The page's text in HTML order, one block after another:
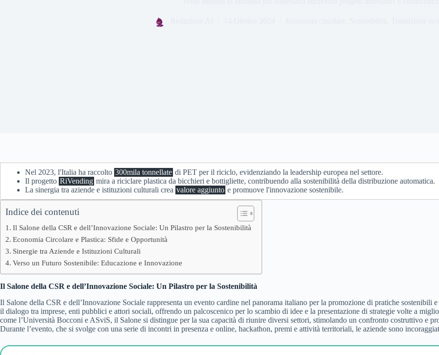
Nel 2023, l'Italia ha raccolto 300mila tonnellate di PET per il riciclo, evidenziando la leadership europea nel settore.
Il progetto RiVending mira a riciclare plastica da bicchieri e bottigliette, contribuendo alla sostenibilità della distribuzione automatica.
La sinergia tra aziende e istituzioni culturali crea valore aggiunto e promuove l'innovazione sostenibile.
Indice dei contenuti
Il Salone della CSR e dell’Innovazione Sociale: Un Pilastro per la Sostenibilità
Economia Circolare e Plastica: Sfide e Opportunità
Sinergie tra Aziende e Istituzioni Culturali
Verso un Futuro Sostenibile: Educazione e Innovazione
Il Salone della CSR e dell’Innovazione Sociale: Un Pilastro per la Sostenibilità
Il Salone della CSR e dell’Innovazione Sociale rappresenta un evento cardine nel panorama italiano per la promozione di pratiche
il dialogo tra imprese, enti pubblici e attori sociali, offrendo un palcoscenico per lo scambio di idee e la presentazione di strategie volte a
come l’Università Bocconi e ASviS, il Salone si distingue per la sua capacità di riunire diversi settori, stimolando un confronto costruttivo e
Durante l’evento, che si svolge con una serie di incontri in presenza e online, hackathon, premi e attività territoriali, le aziende sono